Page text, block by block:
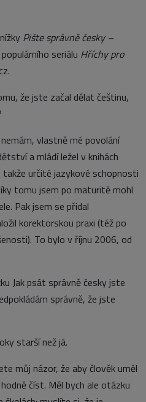
Pište správně česky –
seriálu Hříchy pro
že jste začal dělat češtinu,
vlastně mé povolání
a mládí ležel v knihách
určité jazykové schopnosti
tomu jsem po maturitě mohl
Pak jsem se přidal
korektorskou praxi (též po
To bylo v říjnu 2006, od
Jak psát správně česky jste
správně, že jste
starší než já.
můj názor, že aby člověk uměl
číst. Měl bych ale otázku